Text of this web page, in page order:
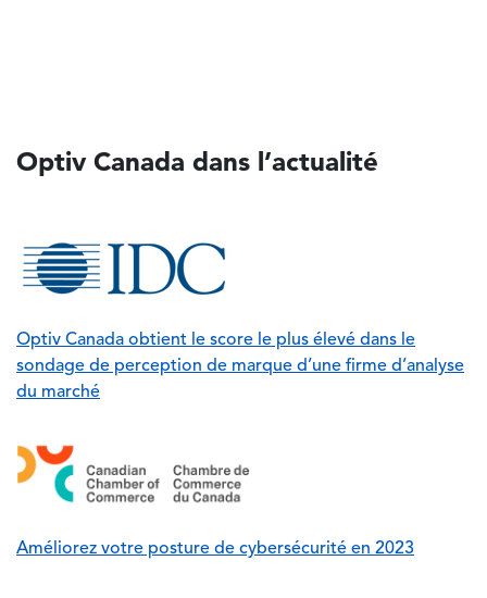
Optiv Canada dans l’actualité
Image
Optiv Canada obtient le score le plus élevé dans le
sondage de perception de marque d’une firme d’analyse
du marché
Améliorez votre posture de cybersécurité en 2023